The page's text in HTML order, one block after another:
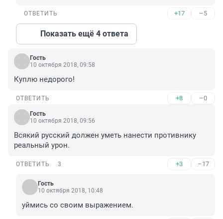
ОТВЕТИТЬ +17 –5
Показать ещё 4 ответа
Гость
10 октября 2018, 09:58
Куплю недорого!
ОТВЕТИТЬ +8 –0
Гость
10 октября 2018, 09:56
Всякий русский должен уметь нанести противнику
реальный урон.
ОТВЕТИТЬ 3 +3 –17
Гость
10 октября 2018, 10:48
уймись со своим выражением.